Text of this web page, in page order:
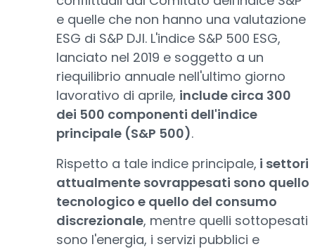
e quelle che non hanno una valutazione
ESG di S&P DJI. L'indice S&P 500 ESG,
lanciato nel 2019 e soggetto a un
riequilibrio annuale nell'ultimo giorno
lavorativo di aprile, include circa 300
dei 500 componenti dell'indice
principale (S&P 500).
Rispetto a tale indice principale, i settori
attualmente sovrappesati sono quello
tecnologico e quello del consumo
discrezionale, mentre quelli sottopesati
sono l'energia, i servizi pubblici e